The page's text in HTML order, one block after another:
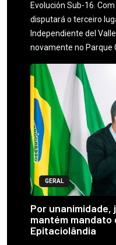
Evolución Sub-16.
disputará o terceiro
Independiente del
novamente no Parque
GERAL
Por
mantém mandato
Epitaciolândia